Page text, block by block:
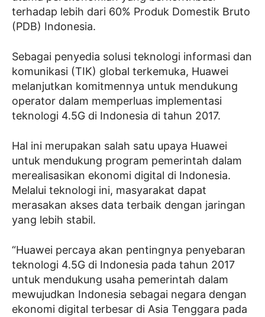
terhadap lebih dari 60% Produk Domestik Bruto
(PDB) Indonesia.
Sebagai penyedia solusi teknologi informasi dan
komunikasi (TIK) global terkemuka, Huawei
melanjutkan komitmennya untuk mendukung
operator dalam memperluas implementasi
teknologi 4.5G di Indonesia di tahun 2017.
Hal ini merupakan salah satu upaya Huawei
untuk mendukung program pemerintah dalam
merealisasikan ekonomi digital di Indonesia.
Melalui teknologi ini, masyarakat dapat
merasakan akses data terbaik dengan jaringan
yang lebih stabil.
“Huawei percaya akan pentingnya penyebaran
teknologi 4.5G di Indonesia pada tahun 2017
untuk mendukung usaha pemerintah dalam
mewujudkan Indonesia sebagai negara dengan
ekonomi digital terbesar di Asia Tenggara pada